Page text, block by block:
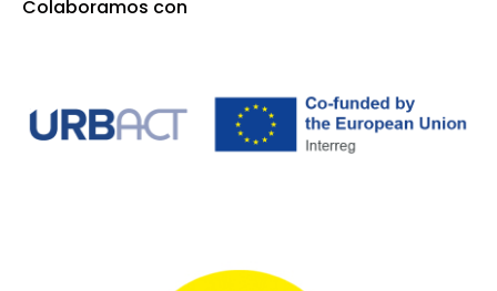
Colaboramos con